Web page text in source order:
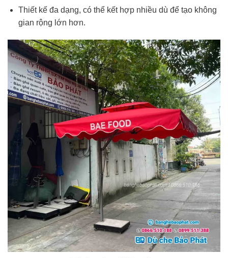
Thiết kế đa dạng, có thể kết hợp nhiều dù để tạo không
gian rộng lớn hơn.